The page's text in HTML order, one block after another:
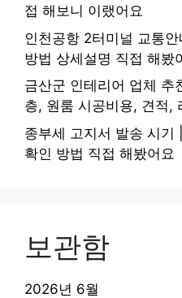
접 해보니 이랬어요
인천공항 2터미널 교통
방법 상세설명 직접 해봤
금산군 인테리어 업체 추
층, 원룸 시공비용, 견적,
종부세 고지서 발송 시
확인 방법 직접 해봤어요
보관함
2026년 6월